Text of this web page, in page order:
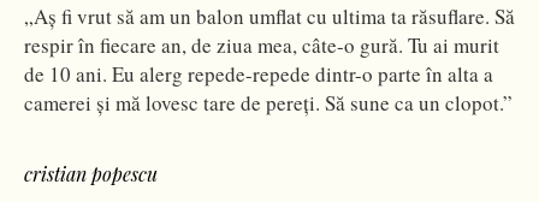
„Aş fi vrut să am un balon umflat cu ultima ta răsuflare. Să
respir în fiecare an, de ziua mea, câte-o gură. Tu ai murit
de 10 ani. Eu alerg repede-repede dintr-o parte în alta a
camerei şi mă lovesc tare de pereţi. Să sune ca un clopot.”
cristian popescu